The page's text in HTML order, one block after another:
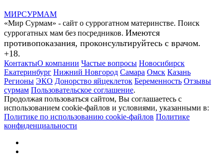
МИРСУРМАМ
«Мир Сурмам» - сайт о суррогатном материнстве. Поиск
суррогатных мам без посредников. Имеются
противопоказания, проконсультируйтесь с врачом.
+18.
КонтактыО компании Частые вопросы Новосибирск
Екатеринбург Нижний Новгород Самара Омск Казань
Регионы ЭКО Донорство яйцеклеток Беременность Отзывы
сурмам Пользовательское соглашение.
Продолжая пользоваться сайтом, Вы соглашаетесь с
использованием cookie-файлов и условиями, указанными в:
Политике по использованию cookie-файлов Политике
конфиденциальности